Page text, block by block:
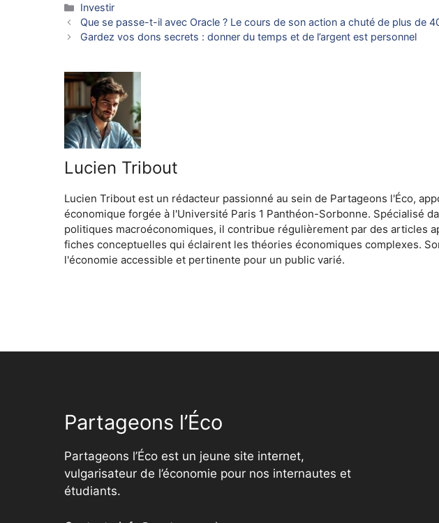
Catégories
Investir
Que se passe-t-il avec Oracle ? Le cours de son action a chuté de plus de
Gardez vos dons secrets : donner du temps et de l’argent est personnel
Lucien Tribout
Lucien Tribout est un rédacteur passionné au sein de Partageons l'Éco,
économique forgée à l'Université Paris 1 Panthéon-Sorbonne. Spécialisé
politiques macroéconomiques, il contribue régulièrement par des articles
fiches conceptuelles qui éclairent les théories économiques complexes.
l'économie accessible et pertinente pour un public varié.
Partageons l’Éco
Partageons l’Éco est un jeune site internet,
vulgarisateur de l’économie pour nos internautes et
étudiants.